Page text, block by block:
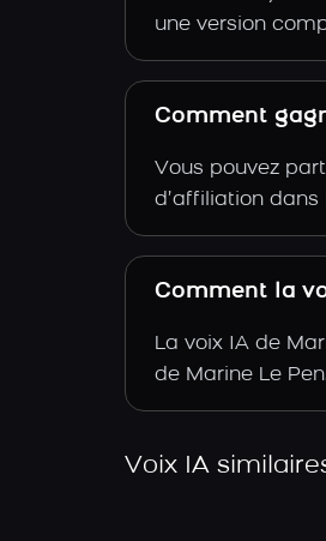
une version
Comment
Vous pouvez
d’affiliation
Comment la
La voix IA de
de Marine Le
Voix IA